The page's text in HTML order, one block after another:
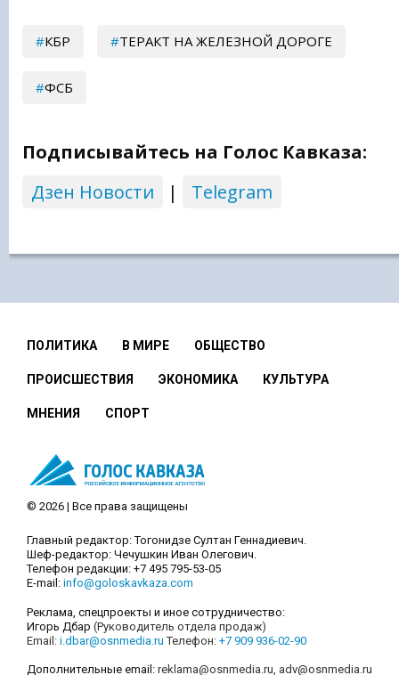
КБР ТЕРАКТ НА ЖЕЛЕЗНОЙ ДОРОГЕ
ФСБ
Подписывайтесь на Голос Кавказа:
Дзен Новости
| Telegram
ПОЛИТИКА В МИРЕ ОБЩЕСТВО
ПРОИСШЕСТВИЯ ЭКОНОМИКА КУЛЬТУРА
МНЕНИЯ СПОРТ
© 2026 | Все права защищены
Главный редактор: Тогонидзе Султан Геннадиевич.
Шеф-редактор: Чечушкин Иван Олегович.
Телефон редакции: +7 495 795-53-05
E-mail: info@goloskavkaza.com
Реклама, спецпроекты и иное сотрудничество:
Игорь Дбар (Руководитель отдела продаж)
Email: i.dbar@osnmedia.ru Телефон: +7 909 936-02-90
Дополнительные email: reklama@osnmedia.ru, adv@osnmedia.ru